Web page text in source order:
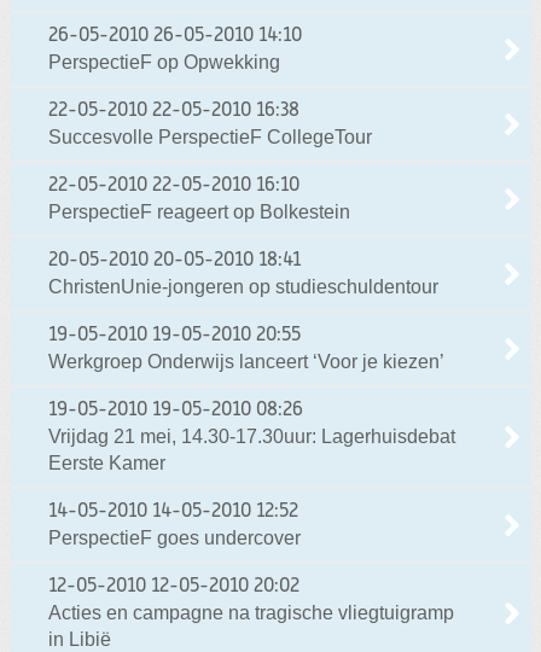
26-05-2010 26-05-2010 14:10
PerspectieF op Opwekking
22-05-2010 22-05-2010 16:38
Succesvolle PerspectieF CollegeTour
22-05-2010 22-05-2010 16:10
PerspectieF reageert op Bolkestein
20-05-2010 20-05-2010 18:41
ChristenUnie-jongeren op studieschuldentour
19-05-2010 19-05-2010 20:55
Werkgroep Onderwijs lanceert ‘Voor je kiezen’
19-05-2010 19-05-2010 08:26
Vrijdag 21 mei, 14.30-17.30uur: Lagerhuisdebat
Eerste Kamer
14-05-2010 14-05-2010 12:52
PerspectieF goes undercover
12-05-2010 12-05-2010 20:02
Acties en campagne na tragische vliegtuigramp
in Libië